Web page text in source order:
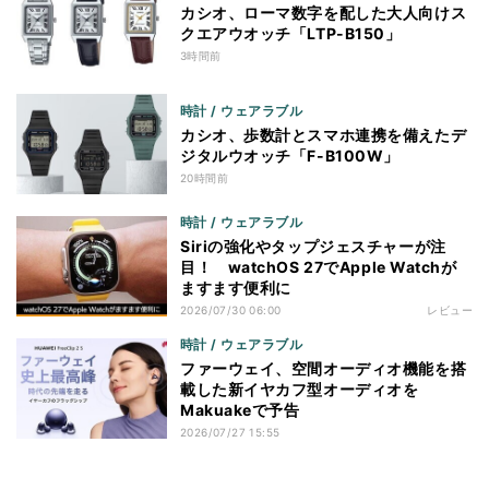
カシオ、ローマ数字を配した大人向けス
クエアウオッチ「LTP-B150」
3時間前
時計 / ウェアラブル
カシオ、歩数計とスマホ連携を備えたデ
ジタルウオッチ「F-B100W」
20時間前
時計 / ウェアラブル
Siriの強化やタップジェスチャーが注
目！ watchOS 27でApple Watchが
ますます便利に
2026/07/30 06:00 レビュー
時計 / ウェアラブル
ファーウェイ、空間オーディオ機能を搭
載した新イヤカフ型オーディオを
Makuakeで予告
2026/07/27 15:55